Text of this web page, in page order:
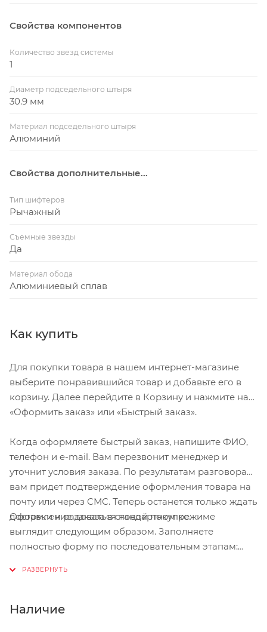
Свойства компонентов
Количество звезд системы
1
Диаметр подседельного штыря
30.9 мм
Материал подседельного штыря
Алюминий
Свойства дополнительные...
Тип шифтеров
Рычажный
Съемные звезды
Да
Материал обода
Алюминиевый сплав
Как купить
Для покупки товара в нашем интернет-магазине
выберите понравившийся товар и добавьте его в
корзину. Далее перейдите в Корзину и нажмите на
«Оформить заказ» или «Быстрый заказ».
Когда оформляете быстрый заказ, напишите ФИО,
телефон и e-mail. Вам перезвонит менеджер и
уточнит условия заказа. По результатам разговора
вам придет подтверждение оформления товара на
почту или через СМС. Теперь останется только ждать
доставки и радоваться новой покупке.
Оформление заказа в стандартном режиме
выглядит следующим образом. Заполняете
полностью форму по последовательным этапам:
Нажмите кнопку «Оформить заказ».
Наличие